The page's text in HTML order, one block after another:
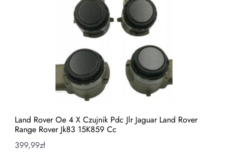
Land Rover Oe 4 X Czujnik Pdc Jlr Jaguar Land Rover
Range Rover Jk83 15K859 Cc
399,99zł